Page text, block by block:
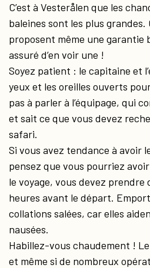
C’est à Vesterålen que les
baleines sont les plus
proposent même une garantie
assuré d’en voir une !
Soyez patient : le capitaine et
yeux et les oreilles ouverts
pas à parler à l’équipage, qui
et sait ce que vous devez
safari.
Si vous avez tendance à avoir
pensez que vous pourriez
le voyage, vous devez prendre
heures avant le départ.
collations salées, car elles
nausées.
Habillez-vous chaudement !
et même si de nombreux